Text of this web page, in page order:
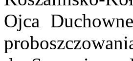
Ojca